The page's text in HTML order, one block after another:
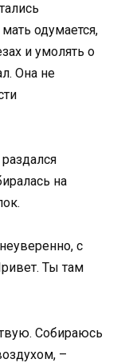
одумается,
и умолять о
Она не
на
с
Ты там
Собираюсь
–